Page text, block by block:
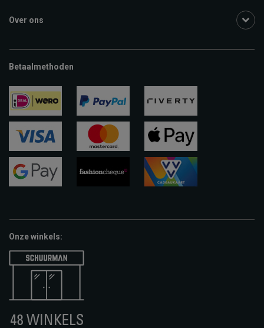
Over ons
Betaalmethoden
ideal paypal riverty
visa
apple-
pay
Onze winkels: